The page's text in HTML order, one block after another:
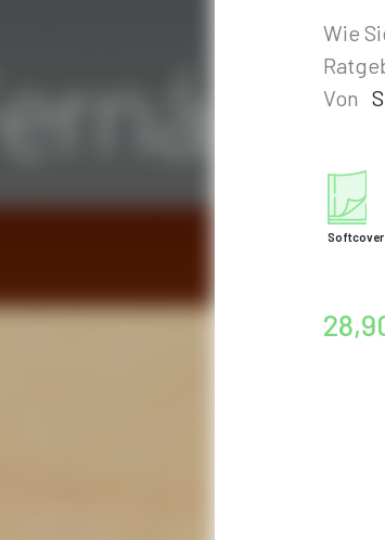
Wie
Von
Softcover